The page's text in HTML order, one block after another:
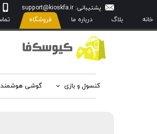
پشتیبانی:support@kioskfa.ir
خانه بلاگ درباره‌ ما فروشگاه
کنسول و بازی گوشی هوشمند